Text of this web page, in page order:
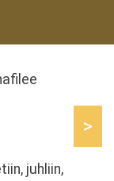
>
juhliin,